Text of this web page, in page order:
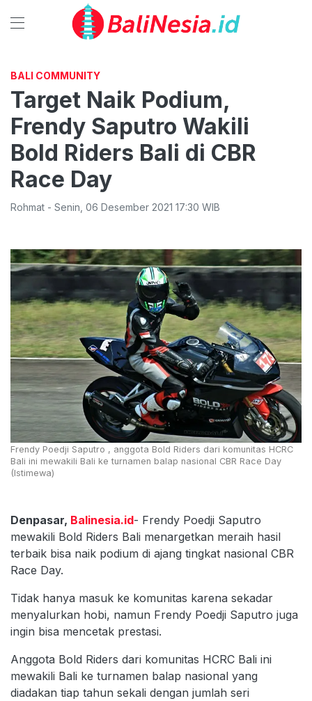
BALI COMMUNITY
Target Naik Podium,
Frendy Saputro Wakili
Bold Riders Bali di CBR
Race Day
Rohmat - Senin 06 Desember 2021 17:30 WIB
Frendy Poedji Saputro , anggota Bold Riders dari komunitas HCRC
Bali ini mewakili Bali ke turnamen balap nasional CBR Race Day
(Istimewa)
Denpasar, Balinesia.id- Frendy Poedji Saputro
mewakili Bold Riders Bali menargetkan meraih hasil
terbaik bisa naik podium di ajang tingkat nasional CBR
Race Day.
Tidak hanya masuk ke komunitas karena sekadar
menyalurkan hobi, namun Frendy Poedji Saputro juga
ingin bisa mencetak prestasi.
Anggota Bold Riders dari komunitas HCRC Bali ini
mewakili Bali ke turnamen balap nasional yang
diadakan tiap tahun sekali dengan jumlah seri